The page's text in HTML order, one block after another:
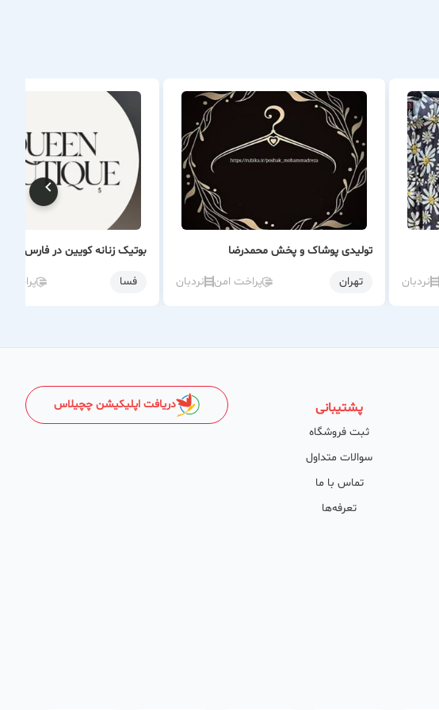
نردبان
تولیدی پوشاک و پخش محمدرضا
تهران پراخت امن نردبان
بوتیک زنانه کویین در فارس
فسا پراخت
پشتیبانی
ثبت فروشگاه
سوالات متداول
تماس با ما
تعرفه‌ها
دریافت اپلیکیشن چچیلاس